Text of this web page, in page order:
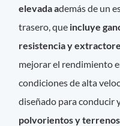
elevada además de un
trasero, que incluye
resistencia y
mejorar el rendimiento
condiciones de alta
diseñado para conducir
polvorientos y